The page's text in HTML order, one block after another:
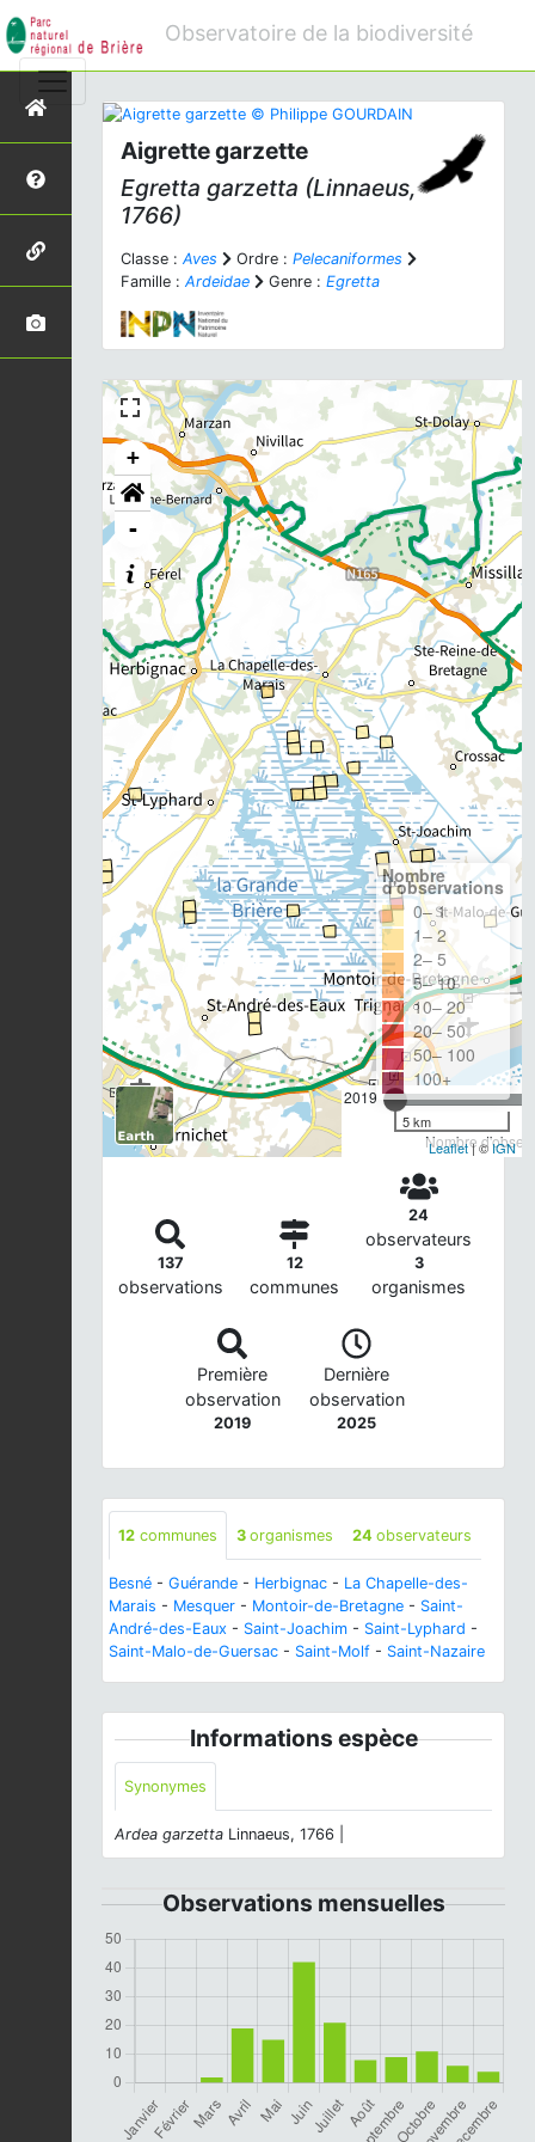
Observatoire de la biodiversité
Aigrette garzette
Egretta garzetta (Linnaeus,
1766)
Classe : Aves Ordre : Pelecaniformes
Famille : Ardeidae Genre : Egretta
+
-
2019
Nombre
Nombre
d'observations
0– 1
1– 2
2– 5
5– 10
10– 20
20– 50
50– 100
100+
5 km
Leaflet| ©IGN
137
observations
12
communes
24
observateurs
3
organismes
Première
observation
2019
Dernière
observation
2025
12 communes 3 organismes 24 observateurs
Besné - Guérande - Herbignac - La Chapelle-des-
Marais - Mesquer - Montoir-de-Bretagne - Saint-
André-des-Eaux - Saint-Joachim - Saint-Lyphard -
Saint-Malo-de-Guersac - Saint-Molf - Saint-Nazaire
Informations espèce
Synonymes
Ardea garzetta Linnaeus, 1766 |
Observations mensuelles